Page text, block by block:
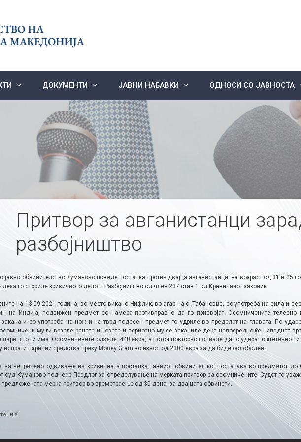
ДОКУМЕНТИ ЈАВНИ НАБАВКИ ОДНОСИ СО ЈАВНОСТА
Притвор за авганистанци
разбојништво
јавно обвинителство Куманово поведе постапка против двајца авганистанци, на возраст од 31 и 25
го сториле кривичното дело – Разбојништво од член 237 став 1 од Кривичниот законик.
на 13.09.2021 година, во место викано Чифлик, во атар на с. Табановце, со употреба на сила и
на Индија, подвижен предмет со намера противправно да го присвојат. Осомничените телесно
закана и со употреба на нож и на тврд подесен предмет го удриле во пределот на главата. По
му ги врзеле рацете и нозете и сериозно му се заканиле дека непосредно ќе нападнат
пари што ги има. Осомничените одзеле 440 евра, а потоа повторно почнале да го удират оштетениот
испрати парични средства преку Money Gram во износ од 2300 евра за да биде ослободен.
на непречено одвивање на кривичната постапка, јавниот обвинител кој постапува во предметот до
суд Куманово поднесе Предлог за определување на мерката притвор за осомничените. Судот го
мерка притвор во времетраење од 30 дена за двајцата обвинети.